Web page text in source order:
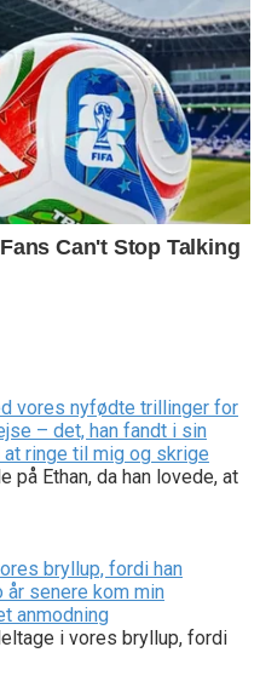
vores nyfødte trillinger for
– det, han fandt i sin
ringe til mig og skrige
på Ethan, da han lovede, at
bryllup, fordi han
år senere kom min
anmodning
i vores bryllup, fordi